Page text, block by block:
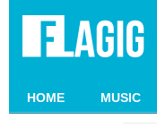
HOME MUSIC